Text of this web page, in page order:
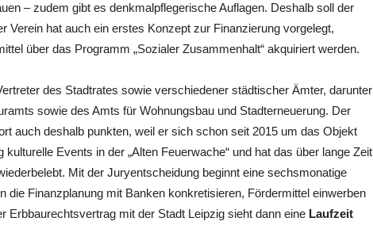
– zudem gibt es denkmalpflegerische Auflagen. Deshalb soll der
Verein hat auch ein erstes Konzept zur Finanzierung vorgelegt,
über das Programm „Sozialer Zusammenhalt“ akquiriert werden.
des Stadtrates sowie verschiedener städtischer Ämter, darunter
sowie des Amts für Wohnungsbau und Stadterneuerung. Der
auch deshalb punkten, weil er sich schon seit 2015 um das Objekt
Events in der „Alten Feuerwache“ und hat das über lange Zeit
Mit der Juryentscheidung beginnt eine sechsmonatige
die Finanzplanung mit Banken konkretisieren, Fördermittel einwerben
Erbbaurechtsvertrag mit der Stadt Leipzig sieht dann eine Laufzeit